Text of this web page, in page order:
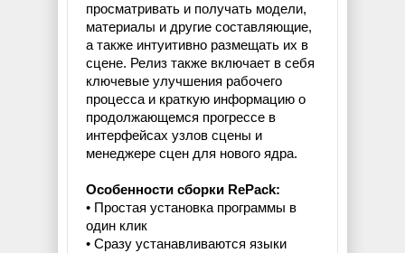
просматривать и получать модели,
материалы и другие составляющие,
а также интуитивно размещать их в
сцене. Релиз также включает в себя
ключевые улучшения рабочего
процесса и краткую информацию о
продолжающемся прогрессе в
интерфейсах узлов сцены и
менеджере сцен для нового ядра.
Особенности сборки RePack:
• Простая установка программы в
один клик
• Сразу устанавливаются языки